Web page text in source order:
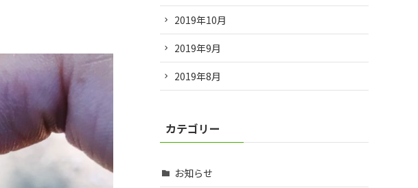
2019年10月
2019年9月
2019年8月
カテゴリー
お知らせ